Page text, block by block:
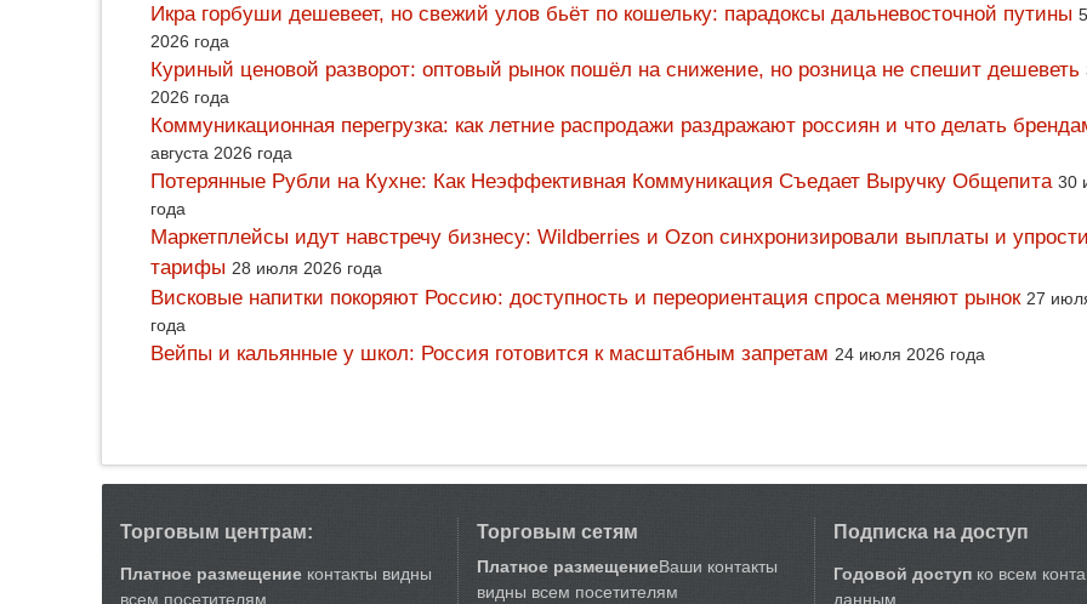
Икра горбуши дешевеет, но свежий улов бьёт по кошельку: парадоксы дальневосточной путины
2026 года
Куриный ценовой разворот: оптовый рынок пошёл на снижение, но розница не спешит дешеветь
2026 года
Коммуникационная перегрузка: как летние распродажи раздражают россиян и что делать
августа 2026 года
Потерянные Рубли на Кухне: Как Неэффективная Коммуникация Съедает Выручку Общепита 30
года
Маркетплейсы идут навстречу бизнесу: Wildberries и Ozon синхронизировали выплаты и
тарифы 28 июля 2026 года
Висковые напитки покоряют Россию: доступность и переориентация спроса меняют рынок 27
года
Вейпы и кальянные у школ: Россия готовится к масштабным запретам 24 июля 2026 года
Торговым центрам:
Платное размещение контакты видны
всем посетителям
Торговым сетям
Платное размещениеВаши контакты
видны всем посетителям
Подписка на доступ
Годовой доступ ко всем
данным